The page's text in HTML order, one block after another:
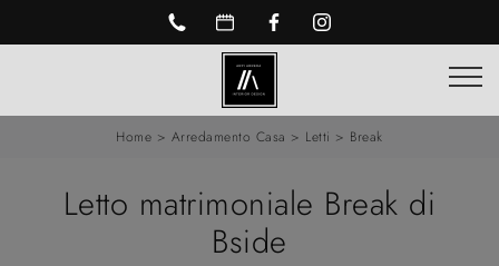
Home > Arredamento Casa > Letti > Break
Letto matrimoniale Break di
Bside